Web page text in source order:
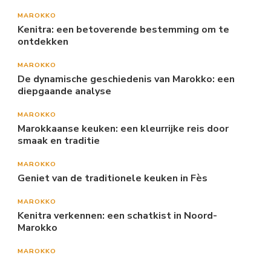
MAROKKO
Kenitra: een betoverende bestemming om te
ontdekken
MAROKKO
De dynamische geschiedenis van Marokko: een
diepgaande analyse
MAROKKO
Marokkaanse keuken: een kleurrijke reis door
smaak en traditie
MAROKKO
Geniet van de traditionele keuken in Fès
MAROKKO
Kenitra verkennen: een schatkist in Noord-
Marokko
MAROKKO